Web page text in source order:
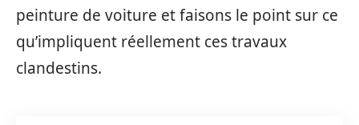
peinture de voiture et faisons le point sur ce
qu’impliquent réellement ces travaux
clandestins.